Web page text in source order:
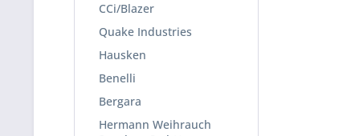
CCi/Blazer
Quake Industries
Hausken
Benelli
Bergara
Hermann Weihrauch